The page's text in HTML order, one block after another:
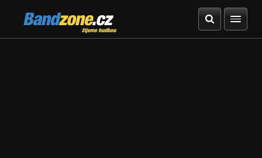
Bandzone.cz
žijeme hudbou